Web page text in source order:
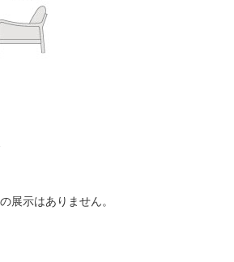
展示はありません。